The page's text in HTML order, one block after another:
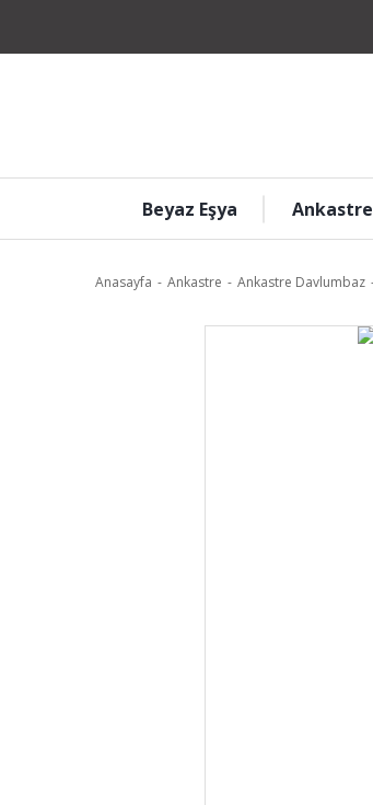
Beyaz Eşya Ankastre
Anasayfa Ankastre Ankastre Davlumbaz